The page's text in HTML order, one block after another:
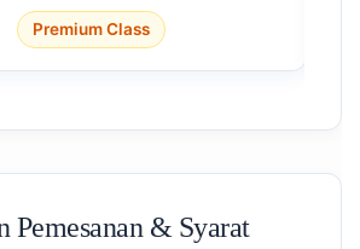
Premium Class
Pemesanan & Syarat